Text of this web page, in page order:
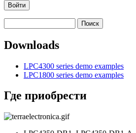
Downloads
LPC4300 series demo examples
LPC1800 series demo examples
Где приобрести